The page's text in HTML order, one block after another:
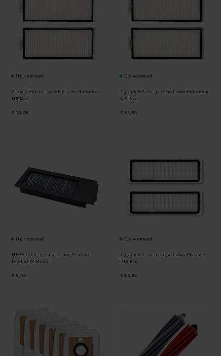
Op voorraad
2-pack Filters - geschikt voor Roborock
Q8 Max
€ 13,95
Op voorraad
2-pack Filters - geschikt voor Roborock
Q5 Pro
€ 13,95
Op voorraad
HEPA-filter - geschikt voor Ecovacs
Deebot X2 Omni
€ 5,95
Op voorraad
2-pack Filters - geschikt voor Dreame
Z10 Pro
€ 13,95